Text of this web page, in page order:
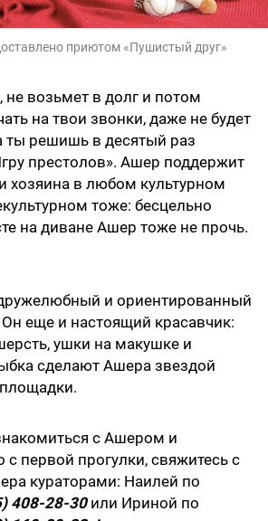
приютом «Пушистый друг»
не возьмет в долг и потом
на твои звонки, даже не будет
ты решишь в десятый раз
престолов». Ашер поддержит
хозяина в любом культурном
тоже: бесцельно
на диване Ашер тоже не прочь.
и ориентированный
Он еще и настоящий красавчик:
ушки на макушке и
сделают Ашера звездой
с Ашером и
с первой прогулки, свяжитесь с
кураторами: Наилей по
408-28-30или Ириной по